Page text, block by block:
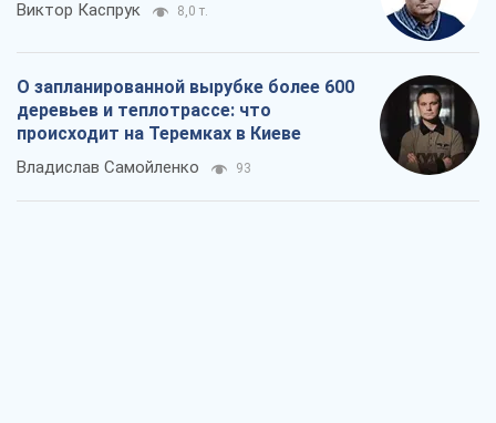
Виктор Каспрук 8,0 т.
О запланированной вырубке более 600
деревьев и теплотрассе: что
происходит на Теремках в Киеве
Владислав Самойленко 93